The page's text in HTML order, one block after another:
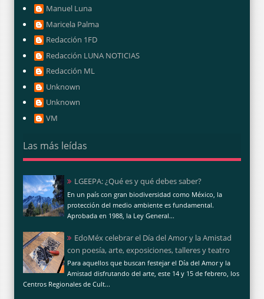
Manuel Luna
Maricela Palma
Redacción 1FD
Redacción LUNA NOTICIAS
Redacción ML
Unknown
Unknown
VM
Las más leídas
LGEEPA: ¿Qué es y qué debes saber?
En un país con gran biodiversidad como México, la
protección del medio ambiente es fundamental.
Aprobada en 1988, la Ley General...
EdoMéx celebrar el Día del Amor y la Amistad
con poesía, arte, exposiciones, talleres y teatro
Para aquellos que buscan festejar el Día del Amor y la
Amistad disfrutando del arte, este 14 y 15 de febrero, los
Centros Regionales de Cult...